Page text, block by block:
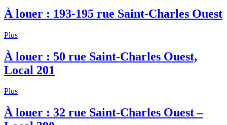
À louer : 193-195 rue Saint-Charles Ouest
Plus
À louer : 50 rue Saint-Charles Ouest,
Local 201
Plus
À louer : 32 rue Saint-Charles Ouest –